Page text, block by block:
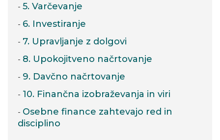
5. Varčevanje
6. Investiranje
7. Upravljanje z dolgovi
8. Upokojitveno načrtovanje
9. Davčno načrtovanje
10. Finančna izobraževanja in viri
Osebne finance zahtevajo red in
disciplino